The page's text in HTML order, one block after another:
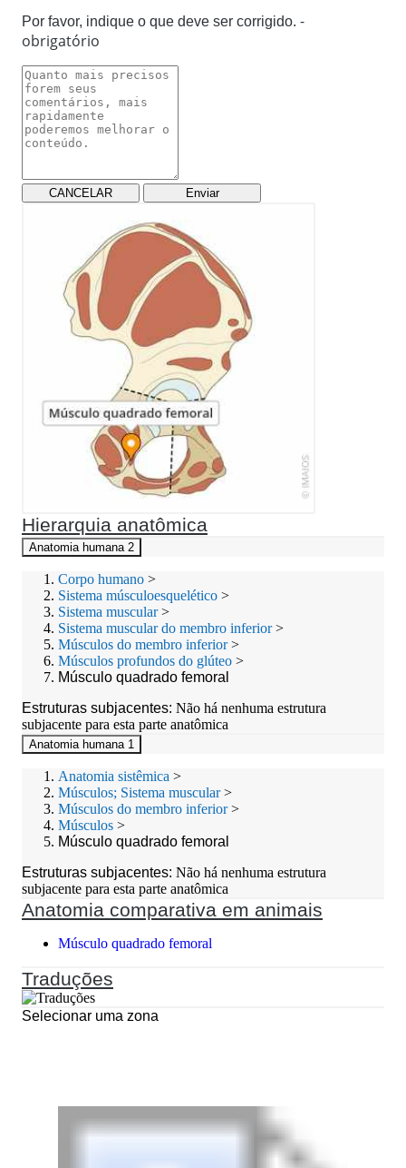
Por favor, indique o que deve ser corrigido. -
obrigatório
CANCELAR Enviar
Hierarquia anatômica
Anatomia humana 2
Corpo humano >
Sistema músculoesquelético >
Sistema muscular>
Sistema muscular do membro inferior>
Músculos do membro inferior>
Músculos profundos do glúteo >
Músculo quadrado femoral
Estruturas subjacentes: Não há nenhuma estrutura
subjacente para esta parte anatômica
Anatomia humana 1
Anatomia sistêmica >
Músculos; Sistema muscular>
Músculos do membro inferior>
Músculos >
Músculo quadrado femoral
Estruturas subjacentes: Não há nenhuma estrutura
subjacente para esta parte anatômica
Anatomia comparativa em animais
Músculo quadrado femoral
Traduções
Selecionar uma zona